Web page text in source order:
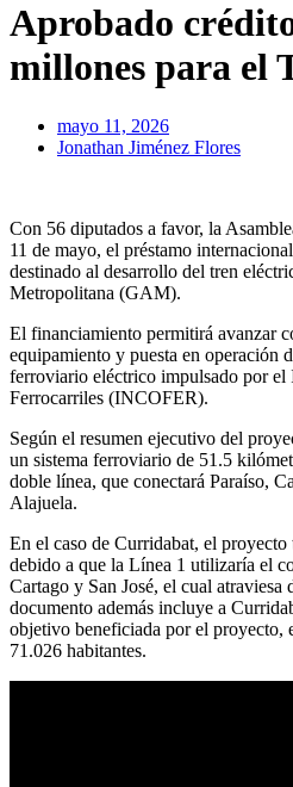
Aprobado
millones para el
mayo 11, 2026
Jonathan Jiménez Flores
Con 56 diputados a favor, la
11 de mayo, el préstamo
destinado al desarrollo del tren
Metropolitana (GAM).
El financiamiento permitirá avanzar
equipamiento y puesta en operación
ferroviario eléctrico impulsado por el
Ferrocarriles (INCOFER).
Según el resumen ejecutivo del
un sistema ferroviario de 51.5
doble línea, que conectará Paraíso,
Alajuela.
En el caso de Curridabat, el
debido a que la Línea 1 utilizaría el
Cartago y San José, el cual atraviesa
documento además incluye a
objetivo beneficiada por el proyecto,
71.026 habitantes.